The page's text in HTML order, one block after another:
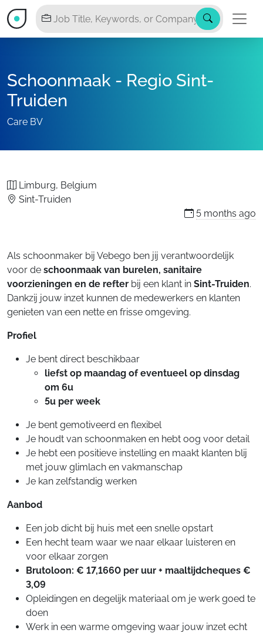
Schoonmaak - Regio Sint-
Truiden
Care BV
Limburg, Belgium
Sint-Truiden
5 months ago
Als schoonmaker bij Vebego ben jij verantwoordelijk
voor de schoonmaak van burelen, sanitaire
voorzieningen en de refter bij een klant in Sint-Truiden.
Dankzij jouw inzet kunnen de medewerkers en klanten
genieten van een nette en frisse omgeving.
Profiel
Je bent direct beschikbaar
liefst op maandag of eventueel op dinsdag
om 6u
5u per week
Je bent gemotiveerd en flexibel
Je houdt van schoonmaken en hebt oog voor detail
Je hebt een positieve instelling en maakt klanten blij
met jouw glimlach en vakmanschap
Je kan zelfstandig werken
Aanbod
Een job dicht bij huis met een snelle opstart
Een hecht team waar we naar elkaar luisteren en
voor elkaar zorgen
Brutoloon: € 17,1660 per uur + maaltijdcheques €
3,09
Opleidingen en degelijk materiaal om je werk goed te
doen
Werk in een warme omgeving waar jouw inzet echt